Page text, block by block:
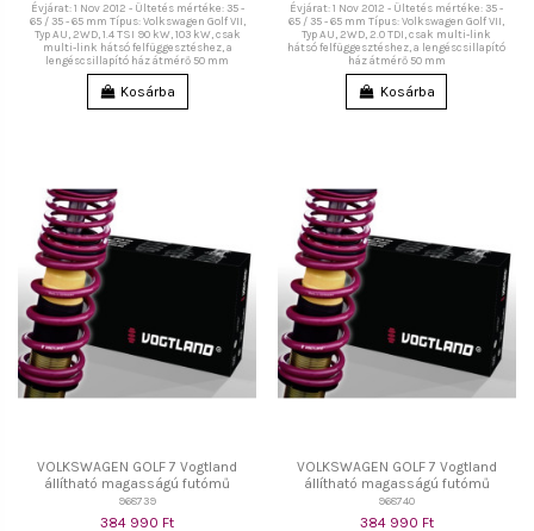
Évjárat: 1 Nov 2012 - Ültetés mértéke: 35 -
65 / 35 - 65 mm Típus: Volkswagen Golf VII,
Typ AU, 2WD, 1.4 TSI 90 kW, 103 kW, csak
multi-link hátsó felfüggesztéshez, a
lengéscsillapító ház átmérő 50 mm
Kosárba
Évjárat: 1 Nov 2012 - Ültetés mértéke: 35 -
65 / 35 - 65 mm Típus: Volkswagen Golf VII,
Typ AU, 2WD, 2.0 TDI, csak multi-link
hátsó felfüggesztéshez, a lengéscsillapító
ház átmérő 50 mm
Kosárba
VOLKSWAGEN GOLF 7 Vogtland
állítható magasságú futómű
968739
384 990 Ft
VOLKSWAGEN GOLF 7 Vogtland
állítható magasságú futómű
968740
384 990 Ft